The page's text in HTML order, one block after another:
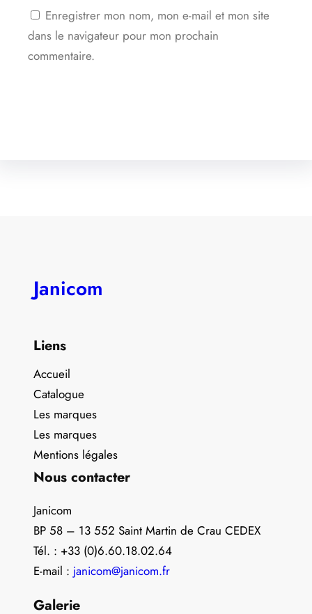
Enregistrer mon nom, mon e-mail et mon site
dans le navigateur pour mon prochain
commentaire.
Janicom
Liens
Accueil
Catalogue
Les marques
Les marques
Mentions légales
Nous contacter
Janicom
BP 58 – 13 552 Saint Martin de Crau CEDEX
Tél. : +33 (0)6.60.18.02.64
E-mail : janicom@janicom.fr
Galerie